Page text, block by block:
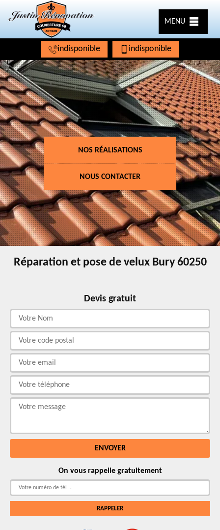
MENU
indisponible indisponible
NOS RÉALISATIONS
NOUS CONTACTER
Réparation et pose de velux Bury 60250
Devis gratuit
On vous rappelle gratuitement